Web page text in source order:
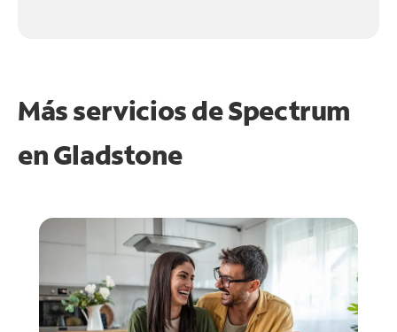
Más servicios de Spectrum
enGladstone